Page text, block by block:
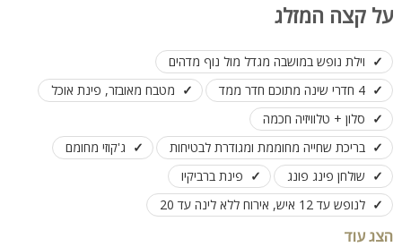
על קצה המזלג
וילת נופש במושבה מגדל מול נוף מדהים
4 חדרי שינה מתוכם חדר ממד
מטבח מאובזר, פינת אוכל
סלון + טלוויזיה חכמה
בריכת שחייה מחוממת ומגודרת לבטיחות
ג'קוזי מחומם
שולחן פינג פונג
פינת ברביקיו
לנופש עד 12 איש, אירוח ללא לינה עד 20
הצג עוד